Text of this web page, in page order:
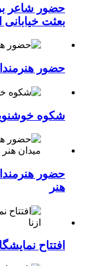
حضور شاعر
بعثت خیابانی
حضور
شکوه
حضور
هنر
افتتاح